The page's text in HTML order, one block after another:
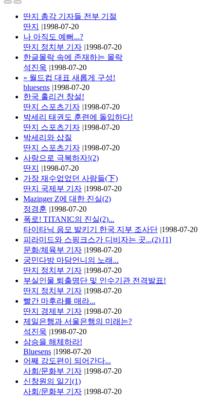
딴지 총각 기자들 전부 기절
딴지
|1998-07-20
나 아직도 예뻐...?
딴지 정치부 기자 |1998-07-20
한글몰락 속에 존재하는 몰락
석진욱 |1998-07-20
» 월드컵 대표 새롭게 구성!
bluesens |1998-07-20
한국 훌리건 창설!
딴지 스포츠기자 |1998-07-20
박세리 태권도 훈련에 돌입하다!
딴지 스포츠기자 |1998-07-20
박세리와 삽질
딴지 스포츠기자 |1998-07-20
사랑으로 극복하자!(2)
딴지
|1998-07-20
가장 재수없었던 사람들(下)
딴지 국제부 기자 |1998-07-20
Mazinger Z에 대한 진실(2)
정경훈 |1998-07-20
폭로! TITANIC의 진실(2)...
타이타닉 음모 발키기 한국 지부 조사단 |1998-07-20
피라미드와 스핑크스가 디비자는 곳...(2) [1]
문화/체육부 기자 |1998-07-20
궁민다방 마담언니의 노래...
딴지 정치부 기자 |1998-07-20
부실인물 퇴출명단 및 인수기관 전격발표!
딴지 정치부 기자 |1998-07-20
빨간 마후라를 매라...
딴지 경제부 기자 |1998-07-20
제일은행과 서울은행의 미래는?
석진욱 |1998-07-20
삼승을 해체하라!
Bluesens |1998-07-20
어째 강도편이 되어간다...
사회/문화부 기자 |1998-07-20
신창원의 일기(1)
사회/문화부 기자 |1998-07-20